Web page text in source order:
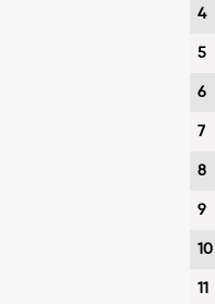
4
5
6
7
8
9
10
11